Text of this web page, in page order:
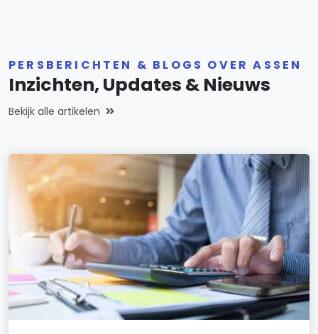
PERSBERICHTEN & BLOGS OVER ASSEN
Inzichten, Updates & Nieuws
Bekijk alle artikelen